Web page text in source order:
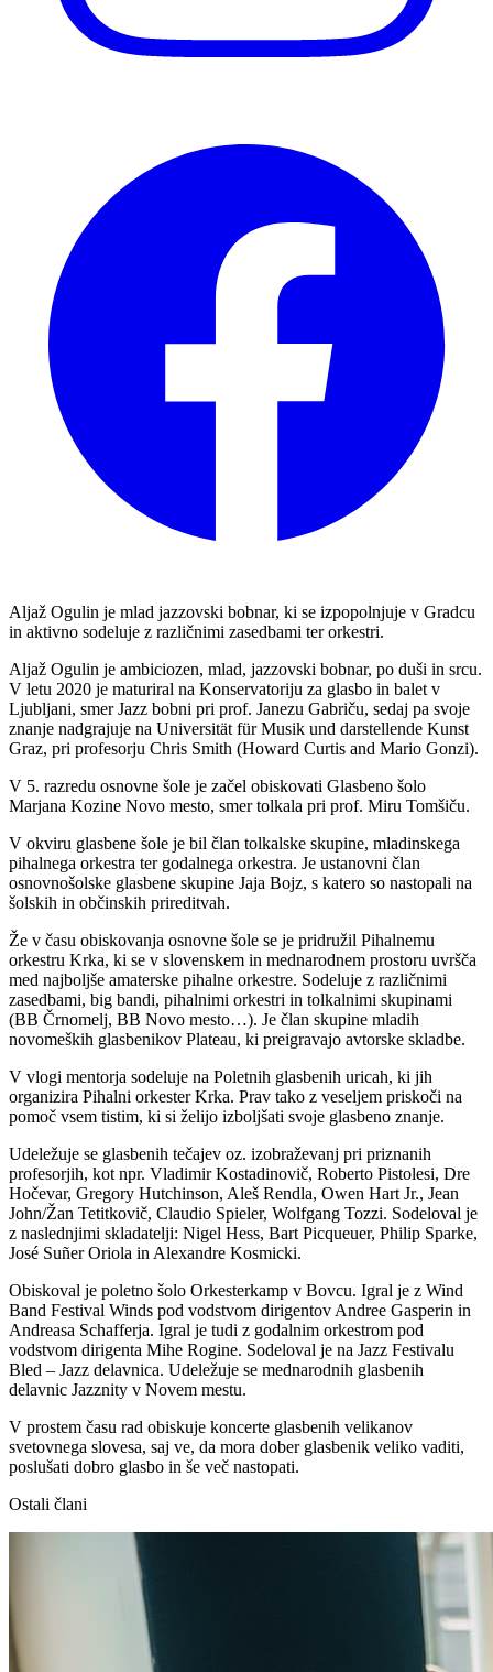
Aljaž Ogulin je mlad jazzovski bobnar, ki se izpopolnjuje v Gradcu
in aktivno sodeluje z različnimi zasedbami ter orkestri.
Aljaž Ogulin je ambiciozen, mlad, jazzovski bobnar, po duši in srcu.
V letu 2020 je maturiral na Konservatoriju za glasbo in balet v
Ljubljani, smer Jazz bobni pri prof. Janezu Gabriču, sedaj pa svoje
znanje nadgrajuje na Universität für Musik und darstellende Kunst
Graz, pri profesorju Chris Smith (Howard Curtis and Mario Gonzi).
V 5. razredu osnovne šole je začel obiskovati Glasbeno šolo
Marjana Kozine Novo mesto, smer tolkala pri prof. Miru Tomšiču.
V okviru glasbene šole je bil član tolkalske skupine, mladinskega
pihalnega orkestra ter godalnega orkestra. Je ustanovni član
osnovnošolske glasbene skupine Jaja Bojz, s katero so nastopali na
šolskih in občinskih prireditvah.
Že v času obiskovanja osnovne šole se je pridružil Pihalnemu
orkestru Krka, ki se v slovenskem in mednarodnem prostoru uvršča
med najboljše amaterske pihalne orkestre. Sodeluje z različnimi
zasedbami, big bandi, pihalnimi orkestri in tolkalnimi skupinami
(BB Črnomelj, BB Novo mesto…). Je član skupine mladih
novomeških glasbenikov Plateau, ki preigravajo avtorske skladbe.
V vlogi mentorja sodeluje na Poletnih glasbenih uricah, ki jih
organizira Pihalni orkester Krka. Prav tako z veseljem priskoči na
pomoč vsem tistim, ki si želijo izboljšati svoje glasbeno znanje.
Udeležuje se glasbenih tečajev oz. izobraževanj pri priznanih
profesorjih, kot npr. Vladimir Kostadinovič, Roberto Pistolesi, Dre
Hočevar, Gregory Hutchinson, Aleš Rendla, Owen Hart Jr., Jean
John/Žan Tetitkovič, Claudio Spieler, Wolfgang Tozzi. Sodeloval je
z naslednjimi skladatelji: Nigel Hess, Bart Picqueuer, Philip Sparke,
José Suñer Oriola in Alexandre Kosmicki.
Obiskoval je poletno šolo Orkesterkamp v Bovcu. Igral je z Wind
Band Festival Winds pod vodstvom dirigentov Andree Gasperin in
Andreasa Schafferja. Igral je tudi z godalnim orkestrom pod
vodstvom dirigenta Mihe Rogine. Sodeloval je na Jazz Festivalu
Bled – Jazz delavnica. Udeležuje se mednarodnih glasbenih
delavnic Jazznity v Novem mestu.
V prostem času rad obiskuje koncerte glasbenih velikanov
svetovnega slovesa, saj ve, da mora dober glasbenik veliko vaditi,
poslušati dobro glasbo in še več nastopati.
Ostali člani